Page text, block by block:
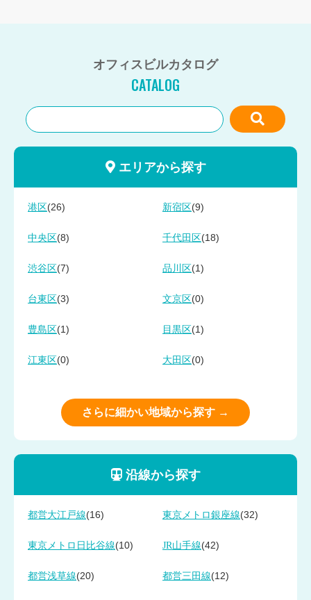
オフィスビルカタログ
CATALOG
エリアから探す
港区 (26) 新宿区 (9)
中央区 (8) 千代田区 (18)
渋谷区 (7) 品川区 (1)
台東区 (3) 文京区 (0)
豊島区 (1) 目黒区 (1)
江東区 (0) 大田区 (0)
さらに細かい地域から探す →
沿線から探す
都営大江戸線(16) 東京メトロ銀座線(32)
東京メトロ日比谷線(10) JR山手線(42)
都営浅草線(20) 都営三田線(12)